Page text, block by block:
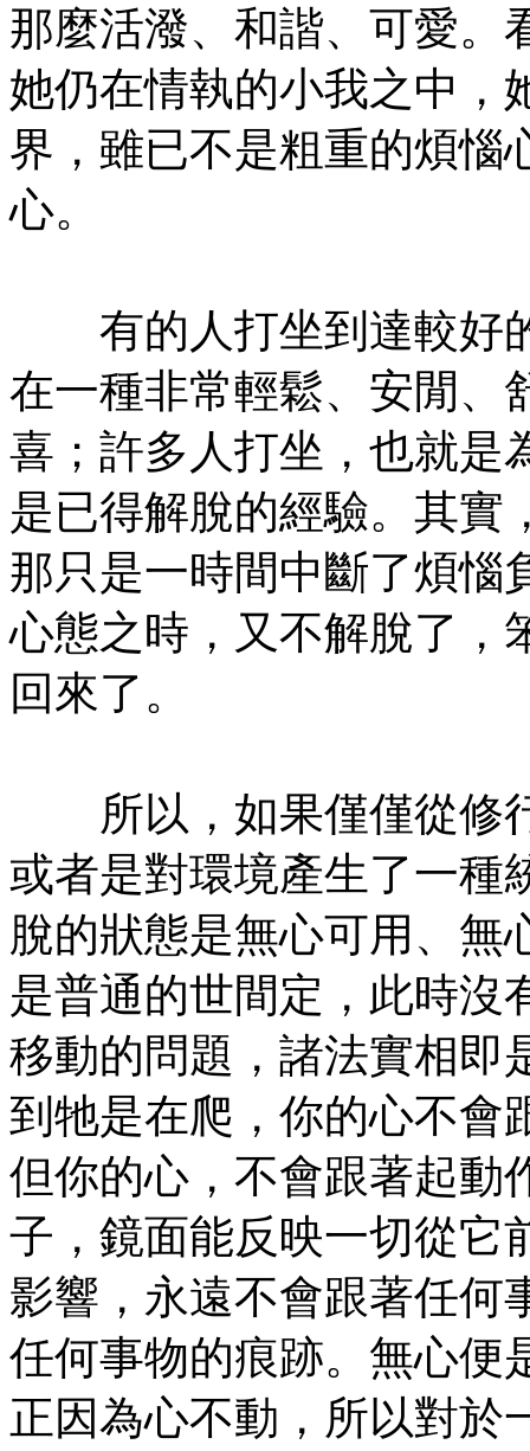
那麼活潑、和諧、可愛。
她仍在情執的小我之中，
界，雖已不是粗重的煩惱
心。
有的人打坐到達較好
在一種非常輕鬆、安閒、
喜；許多人打坐，也就是
是已得解脫的經驗。其實
那只是一時間中斷了煩惱
心態之時，又不解脫了，
回來了。
所以，如果僅僅從修
或者是對環境產生了一種
脫的狀態是無心可用、無
是普通的世間定，此時沒
移動的問題，諸法實相即
到牠是在爬，你的心不會
但你的心，不會跟著起動
子，鏡面能反映一切從它
影響，永遠不會跟著任何
任何事物的痕跡。無心便
正因為心不動，所以對於